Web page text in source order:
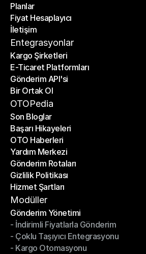
Anasayfa
Planlar
Planlar
Fiyat Hesaplayıcı
Fiyat Hesaplayıcı
İletişim
İletişim
Entegrasyonlar
Kargo Şirketleri
Kargo Şirketleri
E-Ticaret Platformları
E-Ticaret Platformları
Gönderim API'si
Gönderim API'si
Bir Ortak Ol
Bir Ortak Ol
OTOPedia
Son Bloglar
Son Bloglar
Başarı Hikayeleri
Başarı Hikayeleri
OTO Haberleri
OTO Haberleri
Yardım Merkezi
Yardım Merkezi
Gönderim Rotaları
Gönderim Rotaları
Gizlilik Politikası
Gizlilik Politikası
Hizmet Şartları
Hizmet Şartları
Modüller
Gönderim Yönetimi
Gönderim Yönetimi
- İndirimli Fiyatlarla Gönderim
- İndirimli Fiyatlarla Gönderim
- Çoklu Taşıyıcı Entegrasyonu
- Çoklu Taşıyıcı Entegrasyonu
- Kargo Otomasyonu